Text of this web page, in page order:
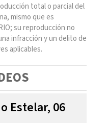
total o parcial del
mismo que es
su reproducción no
infracción y un delito de
aplicables.
Estelar, 06